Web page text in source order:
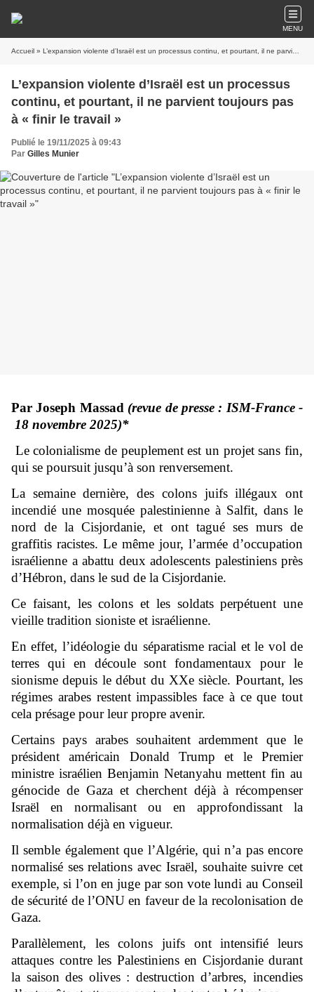
MENU
Accueil » L’expansion violente d’Israël est un processus continu, et pourtant, il ne parvient toujours pas à « finir le travail »
L’expansion violente d’Israël est un processus
continu, et pourtant, il ne parvient toujours pas
à « finir le travail »
Publié le 19/11/2025 à 09:43
Par Gilles Munier
Par Joseph Massad (revue de presse : ISM-France -
18 novembre 2025)*
Le colonialisme de peuplement est un projet sans fin,
qui se poursuit jusqu’à son renversement.
La semaine dernière, des colons juifs illégaux ont
incendié une mosquée palestinienne à Salfit, dans le
nord de la Cisjordanie, et ont tagué ses murs de
graffitis racistes. Le même jour, l’armée d’occupation
israélienne a abattu deux adolescents palestiniens près
d’Hébron, dans le sud de la Cisjordanie.
Ce faisant, les colons et les soldats perpétuent une
vieille tradition sioniste et israélienne.
En effet, l’idéologie du séparatisme racial et le vol de
terres qui en découle sont fondamentaux pour le
sionisme depuis le début du XXe siècle. Pourtant, les
régimes arabes restent impassibles face à ce que tout
cela présage pour leur propre avenir.
Certains pays arabes souhaitent ardemment que le
président américain Donald Trump et le Premier
ministre israélien Benjamin Netanyahu mettent fin au
génocide de Gaza et cherchent déjà à récompenser
Israël en normalisant ou en approfondissant la
normalisation déjà en vigueur.
Il semble également que l’Algérie, qui n’a pas encore
normalisé ses relations avec Israël, souhaite suivre cet
exemple, si l’on en juge par son vote lundi au Conseil
de sécurité de l’ONU en faveur de la recolonisation de
Gaza.
Parallèlement, les colons juifs ont intensifié leurs
attaques contre les Palestiniens en Cisjordanie durant
la saison des olives : destruction d’arbres, incendies